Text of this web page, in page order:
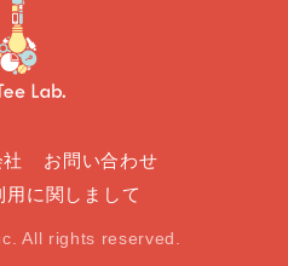
お問い合わせ
用に関しまして
All rights reserved.